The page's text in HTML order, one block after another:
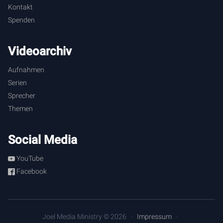
Kontakt
Spenden
Videoarchiv
Aufnahmen
Serien
Sprecher
Themen
Social Media
YouTube
Facebook
Joel Media Ministry © 2026
Impressum